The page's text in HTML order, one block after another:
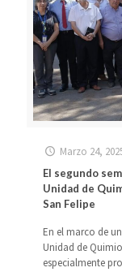
Marzo 24,
El segundo
Unidad de
San Felipe
En el marco de
Unidad de
especialmente